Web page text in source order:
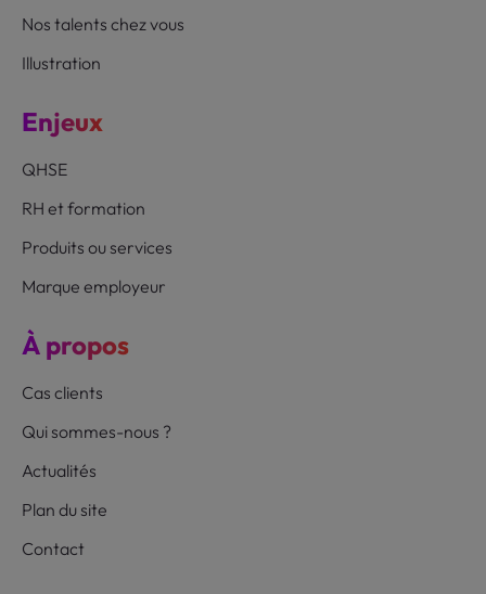
Nos talents chez vous
Illustration
Enjeux
QHSE
RH et formation
Produits ou services
Marque employeur
À propos
Cas clients
Qui sommes-nous ?
Actualités
Plan du site
Contact